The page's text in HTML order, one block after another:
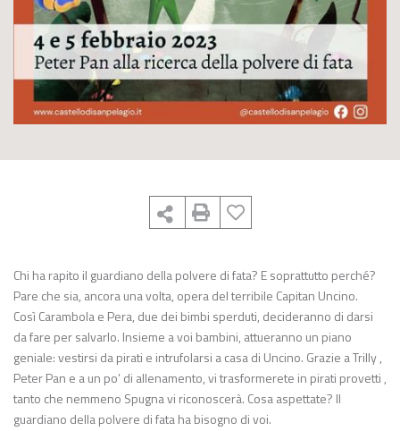
Chi ha rapito il guardiano della polvere di fata? E soprattutto perché?
Pare che sia, ancora una volta, opera del terribile Capitan Uncino.
Così Carambola e Pera, due dei bimbi sperduti, decideranno di darsi
da fare per salvarlo. Insieme a voi bambini, attueranno un piano
geniale: vestirsi da pirati e intrufolarsi a casa di Uncino. Grazie a Trilly ,
Peter Pan e a un po’ di allenamento, vi trasformerete in pirati provetti ,
tanto che nemmeno Spugna vi riconoscerà. Cosa aspettate? Il
guardiano della polvere di fata ha bisogno di voi.